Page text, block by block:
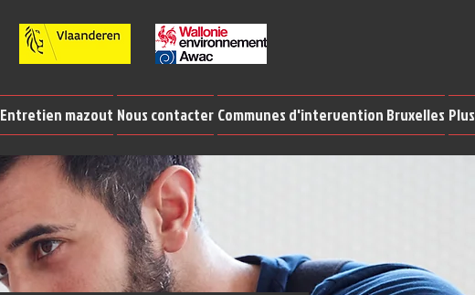
Entretien mazout Nous contacter Communes d'intervention Bruxelles Plus